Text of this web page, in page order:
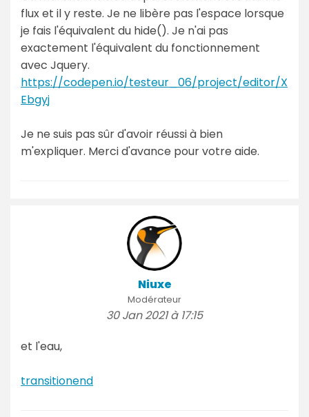
flux et il y reste. Je ne libère pas l'espace lorsque
je fais l'équivalent du hide(). Je n'ai pas
exactement l'équivalent du fonctionnement
avec Jquery.
https://codepen.io/testeur_06/project/editor/X
Ebgyj
Je ne suis pas sûr d'avoir réussi à bien
m'expliquer. Merci d'avance pour votre aide.
Niuxe
Modérateur
30 Jan 2021 à 17:15
et l'eau,
transitionend